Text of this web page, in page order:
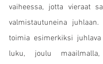
vaiheessa, jotta vieraat
valmistautuneina juhlaan.
toimia esimerkiksi
luku, joulu